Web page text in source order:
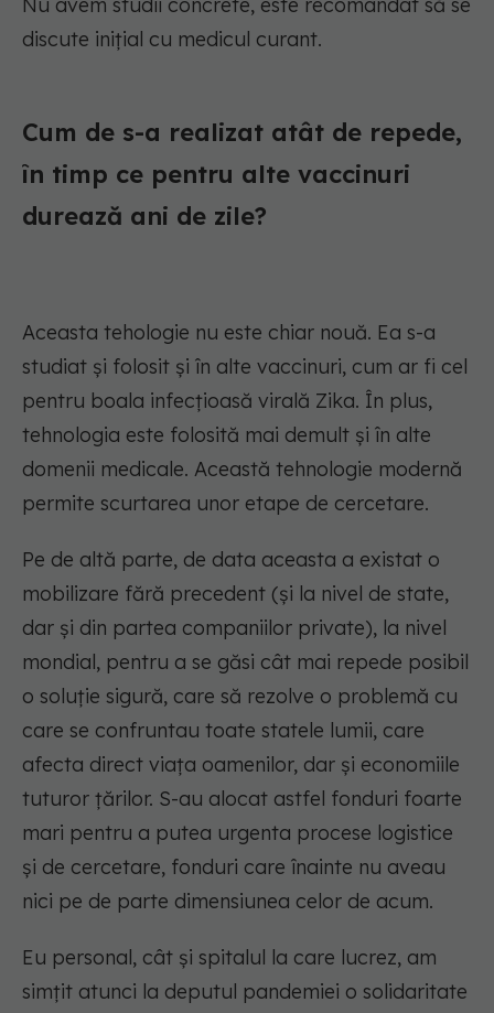
Nu avem studii concrete, este recomandat să se
discute inițial cu medicul curant.
Cum de s-a realizat atât de repede,
în timp ce pentru alte vaccinuri
durează ani de zile?
Aceasta tehologie nu este chiar nouă. Ea s-a
studiat și folosit și în alte vaccinuri, cum ar fi cel
pentru boala infecțioasă virală Zika. În plus,
tehnologia este folosită mai demult și în alte
domenii medicale. Această tehnologie modernă
permite scurtarea unor etape de cercetare.
Pe de altă parte, de data aceasta a existat o
mobilizare fără precedent (și la nivel de state,
dar și din partea companiilor private), la nivel
mondial, pentru a se găsi cât mai repede posibil
o soluție sigură, care să rezolve o problemă cu
care se confruntau toate statele lumii, care
afecta direct viața oamenilor, dar și economiile
tuturor țărilor. S-au alocat astfel fonduri foarte
mari pentru a putea urgenta procese logistice
și de cercetare, fonduri care înainte nu aveau
nici pe de parte dimensiunea celor de acum.
Eu personal, cât și spitalul la care lucrez, am
simțit atunci la deputul pandemiei o solidaritate